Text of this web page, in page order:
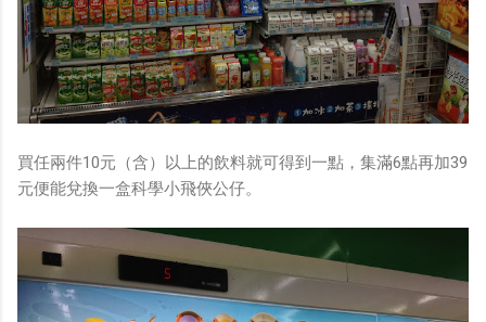
買任兩件10元（含）以上的飲料就可得到一點，集滿6點再加39
元便能兌換一盒科學小飛俠公仔。